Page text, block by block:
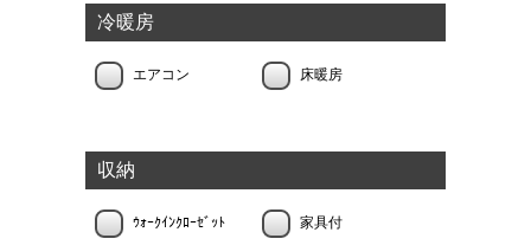
冷暖房
エアコン 床暖房
収納
ｳｫｰｸｲﾝｸﾛｰｾﾞｯﾄ 家具付